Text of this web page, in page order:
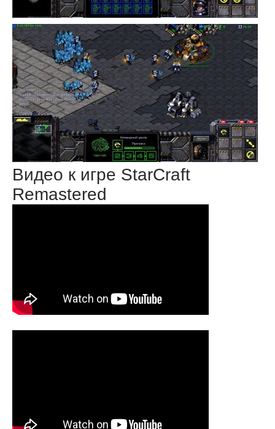
Видео к игре StarCraft
Remastered